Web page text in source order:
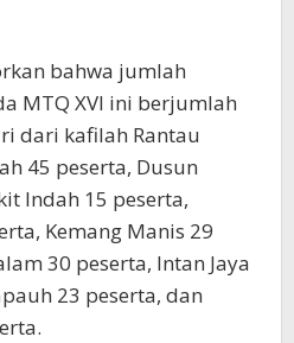
bahwa jumlah
MTQ XVI ini berjumlah
dari kafilah Rantau
45 peserta, Dusun
Indah 15 peserta,
Kemang Manis 29
30 peserta, Intan Jaya
23 peserta, dan